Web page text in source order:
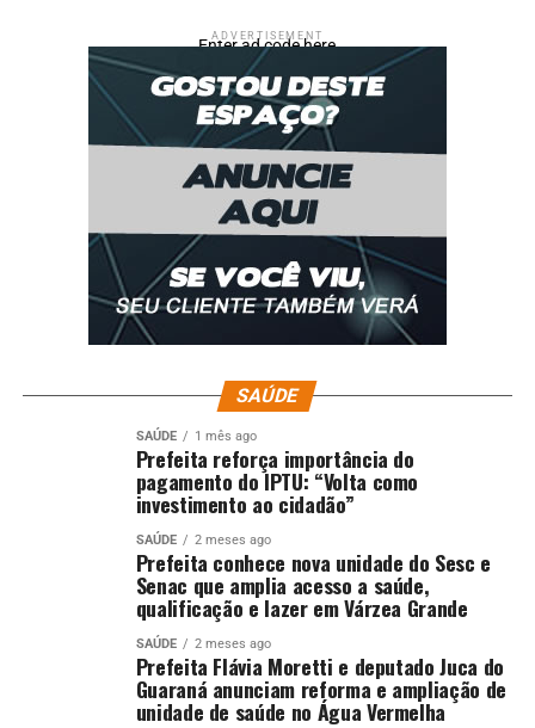
ADVERTISEMENT
Enter ad code here
SAÚDE
SAÚDE 1 mês ago
Prefeita reforça importância do
pagamento do IPTU: “Volta como
investimento ao cidadão”
SAÚDE 2 meses ago
Prefeita conhece nova unidade do Sesc e
Senac que amplia acesso a saúde,
qualificação e lazer em Várzea Grande
SAÚDE 2 meses ago
Prefeita Flávia Moretti e deputado Juca do
Guaraná anunciam reforma e ampliação de
unidade de saúde no Água Vermelha